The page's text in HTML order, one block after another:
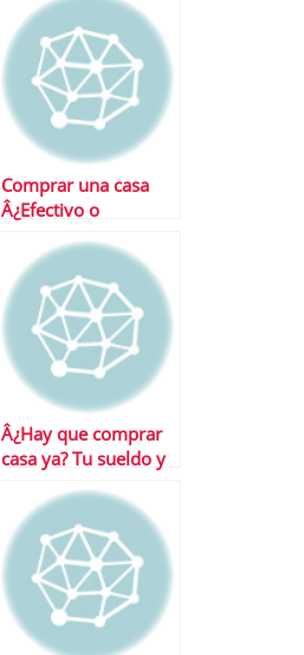
Comprar una casa
Â¿Efectivo o
Â¿Hay que comprar
casa ya? Tu sueldo y
tienen la palabra